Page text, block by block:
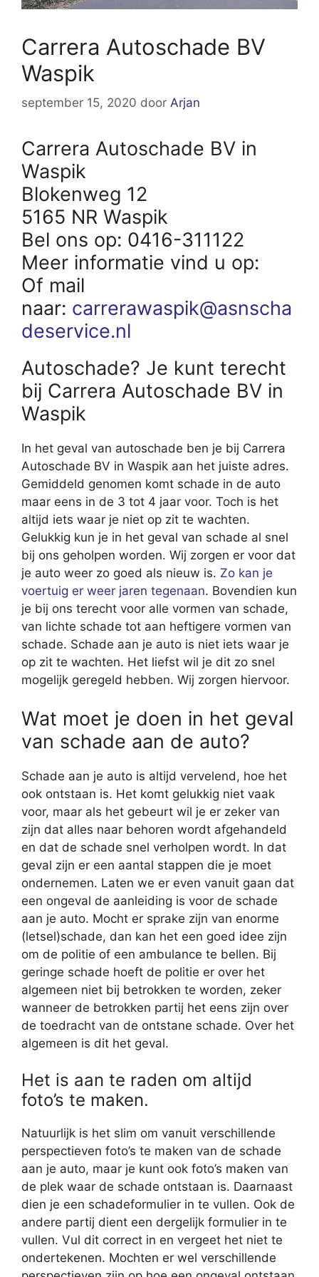
Carrera Autoschade BV
Waspik
september 15, 2020 door Arjan
Carrera Autoschade BV in
Waspik
Blokenweg 12
5165 NR Waspik
Bel ons op: 0416-311122
Meer informatie vind u op:
Of mail
naar: carrerawaspik@asnscha
deservice.nl
Autoschade? Je kunt terecht
bij Carrera Autoschade BV in
Waspik
In het geval van autoschade ben je bij Carrera
Autoschade BV in Waspik aan het juiste adres.
Gemiddeld genomen komt schade in de auto
maar eens in de 3 tot 4 jaar voor. Toch is het
altijd iets waar je niet op zit te wachten.
Gelukkig kun je in het geval van schade al snel
bij ons geholpen worden. Wij zorgen er voor dat
je auto weer zo goed als nieuw is. Zo kan je
voertuig er weer jaren tegenaan. Bovendien kun
je bij ons terecht voor alle vormen van schade,
van lichte schade tot aan heftigere vormen van
schade. Schade aan je auto is niet iets waar je
op zit te wachten. Het liefst wil je dit zo snel
mogelijk geregeld hebben. Wij zorgen hiervoor.
Wat moet je doen in het geval
van schade aan de auto?
Schade aan je auto is altijd vervelend, hoe het
ook ontstaan is. Het komt gelukkig niet vaak
voor, maar als het gebeurt wil je er zeker van
zijn dat alles naar behoren wordt afgehandeld
en dat de schade snel verholpen wordt. In dat
geval zijn er een aantal stappen die je moet
ondernemen. Laten we er even vanuit gaan dat
een ongeval de aanleiding is voor de schade
aan je auto. Mocht er sprake zijn van enorme
(letsel)schade, dan kan het een goed idee zijn
om de politie of een ambulance te bellen. Bij
geringe schade hoeft de politie er over het
algemeen niet bij betrokken te worden, zeker
wanneer de betrokken partij het eens zijn over
de toedracht van de ontstane schade. Over het
algemeen is dit het geval.
Het is aan te raden om altijd
foto’s te maken.
Natuurlijk is het slim om vanuit verschillende
perspectieven foto’s te maken van de schade
aan je auto, maar je kunt ook foto’s maken van
de plek waar de schade ontstaan is. Daarnaast
dien je een schadeformulier in te vullen. Ook de
andere partij dient een dergelijk formulier in te
vullen. Vul dit correct in en vergeet het niet te
ondertekenen. Mochten er wel verschillende